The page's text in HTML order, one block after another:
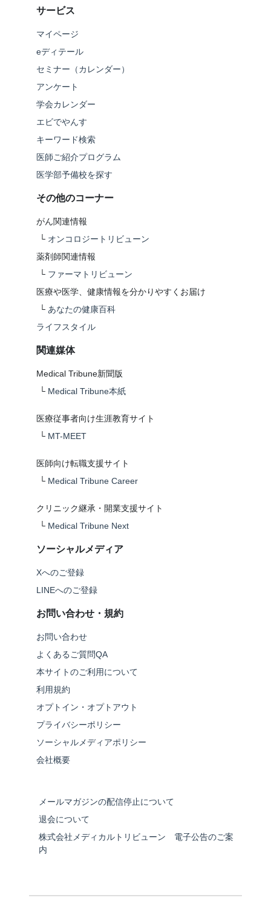
サービス
マイページ
eディテール
セミナー（カレンダー）
アンケート
学会カレンダー
エビでやんす
キーワード検索
医師ご紹介プログラム
医学部予備校を探す
その他のコーナー
がん関連情報
└ オンコロジートリビューン
薬剤師関連情報
└ ファーマトリビューン
医療や医学、健康情報を分かりやすくお届け
└ あなたの健康百科
ライフスタイル
関連媒体
Medical Tribune新聞版
└ Medical Tribune本紙
医療従事者向け生涯教育サイト
└ MT-MEET
医師向け転職支援サイト
└ Medical Tribune Career
クリニック継承・開業支援サイト
└ Medical Tribune Next
ソーシャルメディア
Xへのご登録
LINEへのご登録
お問い合わせ・規約
お問い合わせ
よくあるご質問QA
本サイトのご利用について
利用規約
オプトイン・オプトアウト
プライバシーポリシー
ソーシャルメディアポリシー
会社概要
メールマガジンの配信停止について
退会について
株式会社メディカルトリビューン 電子公告のご案
内